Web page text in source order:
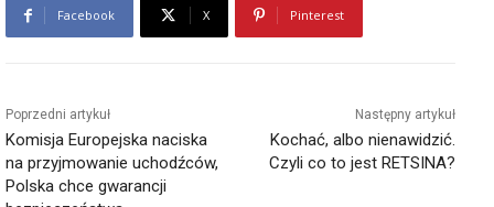
Facebook X Pinterest
Poprzedni artykuł
Komisja Europejska naciska
na przyjmowanie uchodźców,
Polska chce gwarancji
Następny artykuł
Kochać, albo nienawidzić.
Czyli co to jest RETSINA?